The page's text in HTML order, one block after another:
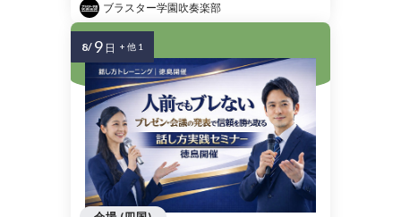
ブラスター学園吹奏楽部
8/ 9 日 + 他 1